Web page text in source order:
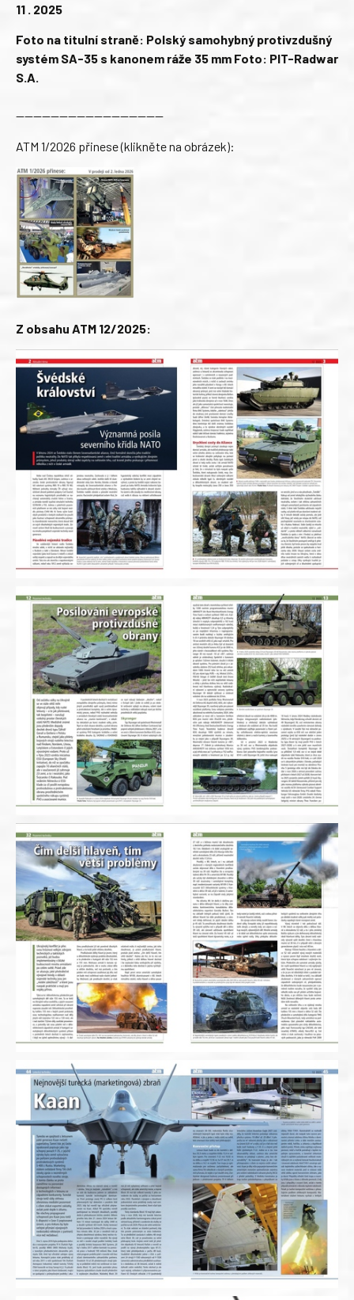
11 . 2025
Foto na titulní straně: Polský samohybný protivzdušný
systém SA-35 s kanonem ráže 35 mm Foto: PIT-Radwar
S.A.
—————————————————
ATM 1/2026 přinese (klikněte na obrázek):
Z obsahu ATM 12/2025: